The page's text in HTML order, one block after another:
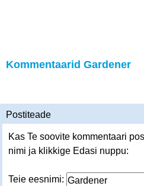
Kommentaarid Gardener
Postiteade
Kas Te soovite kommentaari
nimi ja klikkige Edasi nuppu:
Teie eesnimi: